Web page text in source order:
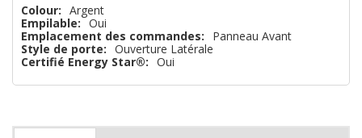
Colour: Argent
Empilable: Oui
Emplacement des commandes:
Panneau Avant
Style de porte: Ouverture Latérale
Certifié Energy Star®: Oui